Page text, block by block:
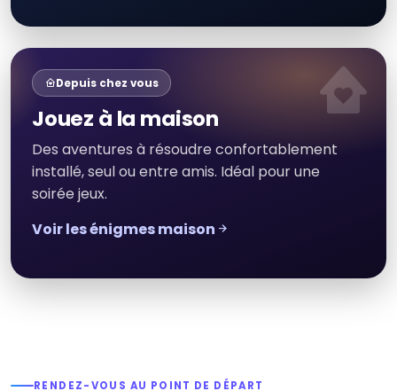
Depuis chez vous
Jouez à la maison
Des aventures à résoudre confortablement
installé, seul ou entre amis. Idéal pour une
soirée jeux.
Voir les énigmes maison
RENDEZ-VOUS AU POINT DE DÉPART